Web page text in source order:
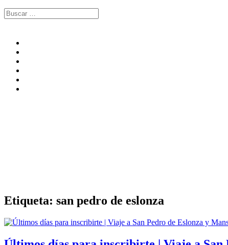
Buscar:
Etiqueta: san pedro de eslonza